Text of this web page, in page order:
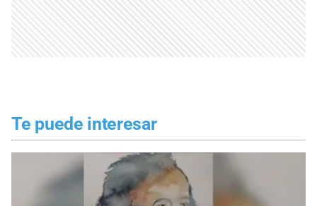
Te puede interesar